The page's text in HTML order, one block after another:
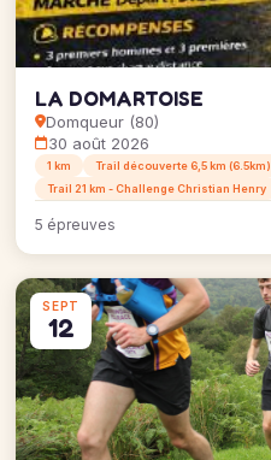
LA DOMARTOISE
Domqueur (80)
30 août 2026
1 km Trail découverte 6,5 km (6.5km)
Trail 21 km - Challenge Christian Henry
5 épreuves
SEPT
12